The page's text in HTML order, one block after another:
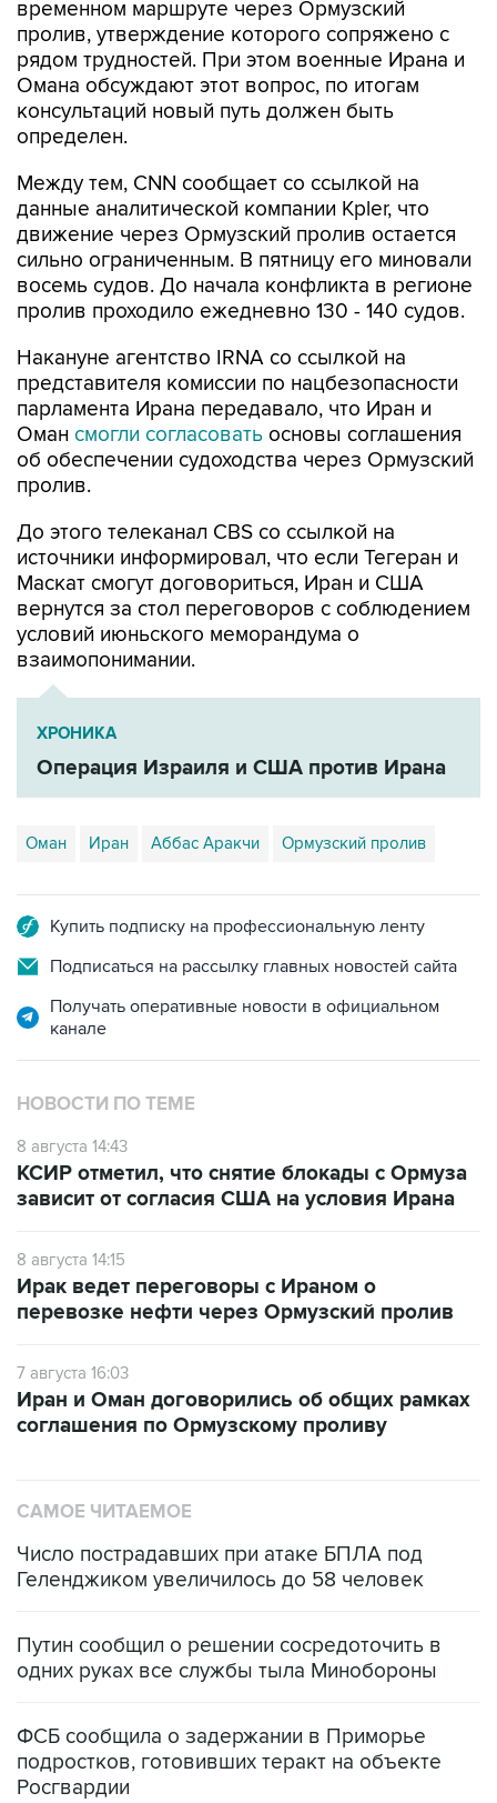
временном маршруте через Ормузский
пролив, утверждение которого сопряжено с
рядом трудностей. При этом военные Ирана и
Омана обсуждают этот вопрос, по итогам
консультаций новый путь должен быть
определен.
Между тем, CNN сообщает со ссылкой на
данные аналитической компании Kpler, что
движение через Ормузский пролив остается
сильно ограниченным. В пятницу его миновали
восемь судов. До начала конфликта в регионе
пролив проходило ежедневно 130 - 140 судов.
Накануне агентство IRNA со ссылкой на
представителя комиссии по нацбезопасности
парламента Ирана передавало, что Иран и
Оман смогли согласовать основы соглашения
об обеспечении судоходства через Ормузский
пролив.
До этого телеканал CBS со ссылкой на
источники информировал, что если Тегеран и
Маскат смогут договориться, Иран и США
вернутся за стол переговоров с соблюдением
условий июньского меморандума о
взаимопонимании.
ХРОНИКА
Операция Израиля и США против Ирана
Оман Иран Аббас Аракчи Ормузский пролив
Купить подписку на профессиональную ленту
Подписаться на рассылку главных новостей сайта
Получать оперативные новости в официальном
канале
НОВОСТИ ПО ТЕМЕ
8 августа 14:43
КСИР отметил, что снятие блокады с Ормуза
зависит от согласия США на условия Ирана
8 августа 14:15
Ирак ведет переговоры с Ираном о
перевозке нефти через Ормузский пролив
7 августа 16:03
Иран и Оман договорились об общих рамках
соглашения по Ормузскому проливу
САМОЕ ЧИТАЕМОЕ
Число пострадавших при атаке БПЛА под
Геленджиком увеличилось до 58 человек
Путин сообщил о решении сосредоточить в
одних руках все службы тыла Минобороны
ФСБ сообщила о задержании в Приморье
подростков, готовивших теракт на объекте
Росгвардии